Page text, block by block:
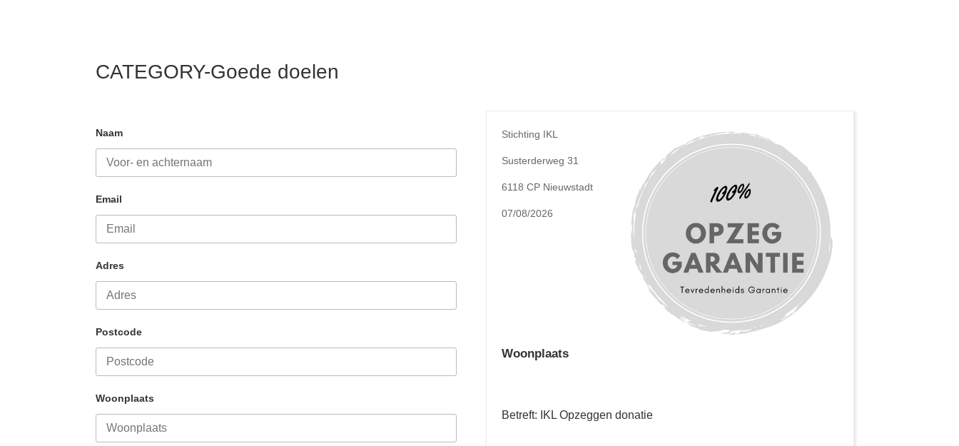
CATEGORY-Goede doelen
Naam
Email
Adres
Postcode
Woonplaats
Stichting IKL
Susterderweg 31
6118 CP Nieuwstadt
07/08/2026
Woonplaats
Betreft: IKL Opzeggen donatie